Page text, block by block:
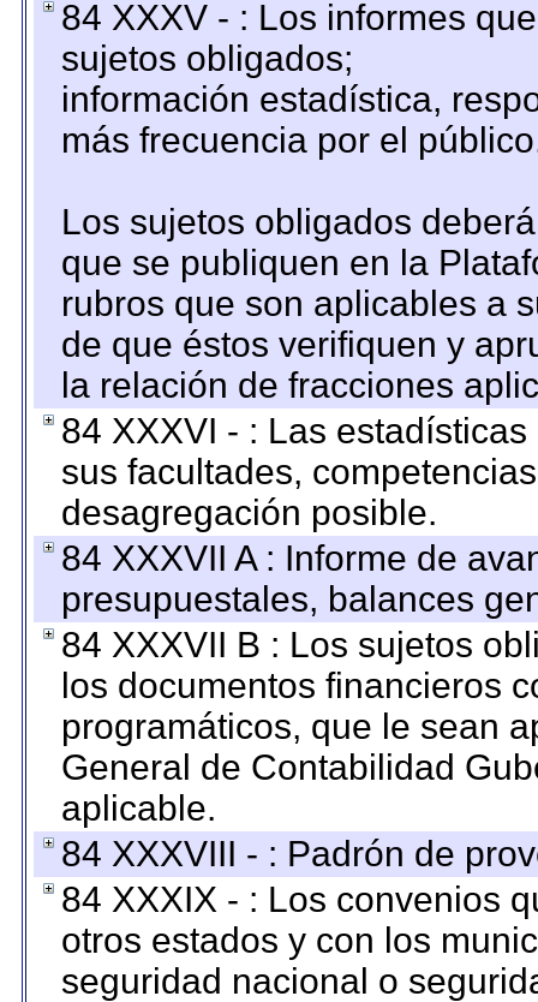
84 XXXV - : Los informes
sujetos obligados;
información estadística,
más frecuencia por el
Los sujetos obligados
que se publiquen en la
rubros que son aplicables a
de que éstos verifiquen y
la relación de fracciones
84 XXXVI - : Las
sus facultades,
desagregación posible.
84 XXXVII A : Informe de
presupuestales, balances
84 XXXVII B : Los sujetos
los documentos financieros
programáticos, que le sean
General de Contabilidad
aplicable.
84 XXXVIII - : Padrón de
84 XXXIX - : Los convenios
otros estados y con los
seguridad nacional o